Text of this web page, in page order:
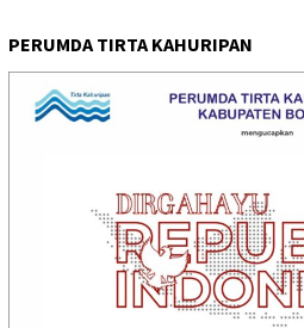
PERUMDA TIRTA KAHURIPAN